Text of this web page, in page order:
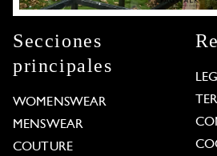
Secciones
principales
WOMENSWEAR
MENSWEAR
COUTURE